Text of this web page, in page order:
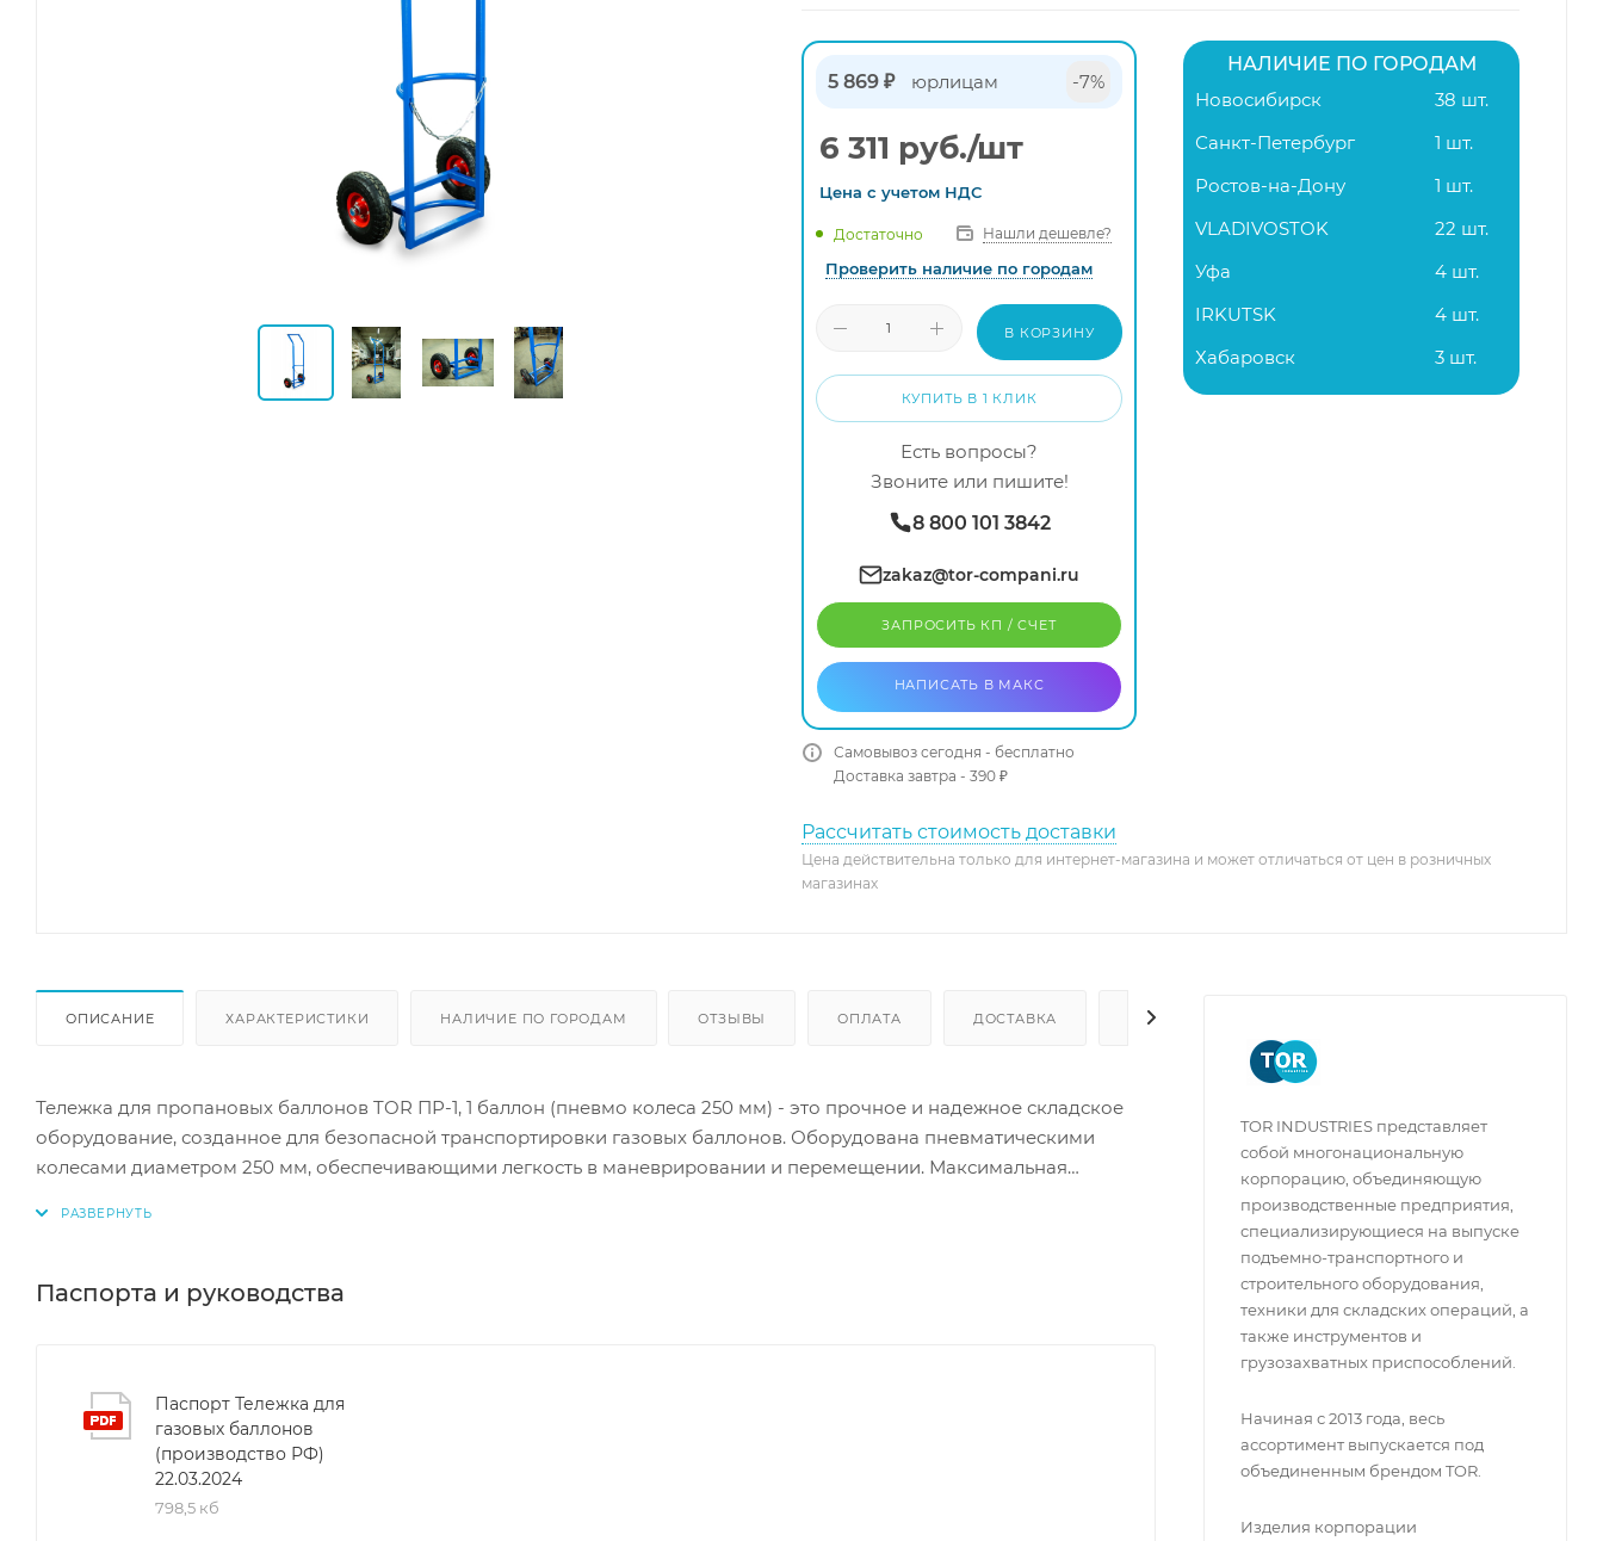
5 869 ₽ юрлицам -7%
6 311 руб./шт
Цена с учетом НДС
Достаточно Нашли дешевле?
Проверить наличие по городам
В КОРЗИНУ
КУПИТЬ В 1 КЛИК
Есть вопросы?
Звоните или пишите!
8 800 101 3842
zakaz@tor-compani.ru
ЗАПРОСИТЬ КП / CЧЕТ
НАПИСАТЬ В МАКС
Самовывоз сегодня - бесплатно
Доставка завтра - 390 ₽
НАЛИЧИЕ ПО ГОРОДАМ
Новосибирск
38 шт.
Санкт-Петербург
1 шт.
Ростов-на-Дону
1 шт.
VLADIVOSTOK
22 шт.
Уфа
4 шт.
IRKUTSK
4 шт.
Хабаровск
3 шт.
Рассчитать стоимость доставки
Цена действительна только для интернет-магазина и может отличаться от цен в розничных
магазинах
ОПИСАНИЕ ХАРАКТЕРИСТИКИ НАЛИЧИЕ ПО ГОРОДАМ ОТЗЫВЫ ОПЛАТА ДОСТАВКА ГАРАНТИЯ И СЕРВИС
Тележка для пропановых баллонов TOR ПР-1, 1 баллон (пневмо колеса 250 мм) - это прочное и надежное складское
оборудование, созданное для безопасной транспортировки газовых баллонов. Оборудована пневматическими
колесами диаметром 250 мм, обеспечивающими легкость в маневрировании и перемещении. Максимальная
Надежная и функциональная модель, идеально подходящая для транспортировки пропановых баллонов.
Паспорта и руководства
Паспорт Тележка для
газовых баллонов
(производство РФ)
22.03.2024
798,5 кб
TOR INDUSTRIES представляет
собой многонациональную
корпорацию, объединяющую
производственные предприятия,
специализирующиеся на выпуске
подъемно-транспортного и
строительного оборудования,
техники для складских операций, а
также инструментов и
грузозахватных приспособлений.
Начиная с 2013 года, весь
ассортимент выпускается под
объединенным брендом TOR.
Изделия корпорации